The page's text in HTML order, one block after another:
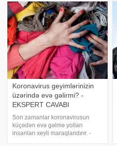
və ya ayaqda gərginlik, ağırlıq,
uyuşma hissi, geyim ya da
ayaqqabıların da
Koronavirus geyimlərinizin
üzərində evə gəlirmi? -
EKSPERT CAVABI
Son zamanlar koronavirusun
küçədən evə gəlmə yolları
insanları xeyli maraqlandırır. -